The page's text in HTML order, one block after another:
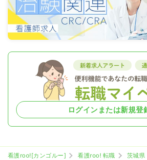
ログインまたは新規登
看護roo![カンゴルー] 看護roo! 転職 茨城県